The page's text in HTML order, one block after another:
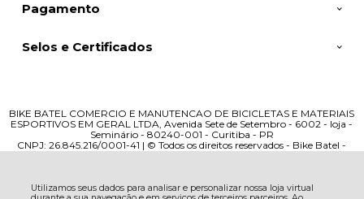
Utilizamos seus dados para analisar e personalizar nossa loja virtual
Pagamento
Selos e Certificados
BIKE BATEL COMERCIO E MANUTENCAO DE BICICLETAS E MATERIAIS
ESPORTIVOS EM GERAL LTDA, Avenida Sete de Setembro - 6002 - loja -
Seminário - 80240-001 - Curitiba - PR
CNPJ: 26.845.216/0001-41 | © Todos os direitos reservados - Bike Batel -